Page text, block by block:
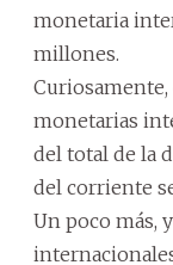
monetaria
millones.
monetarias
del total de la
del corriente
Un poco más,